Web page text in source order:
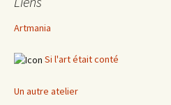
Artmania
Si l'art était conté
Un autre atelier